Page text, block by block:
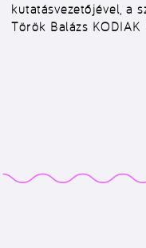
kutatásvezetőjével, a
Török Balázs KODIAK